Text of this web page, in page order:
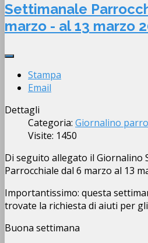
Settimanale
marzo - al 13 marzo
Stampa
Email
Dettagli
Categoria: Giornalino
Visite: 1450
Di seguito allegato il Giornalino
Parrocchiale dal 6 marzo al 13
Importantissimo: questa
trovate la richiesta di aiuti per
Buona settimana